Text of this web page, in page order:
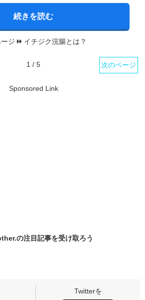
続きを読む
ジ イチジク浣腸とは？
1 / 5 次のページ
Sponsored Link
の注目記事を受け取ろう